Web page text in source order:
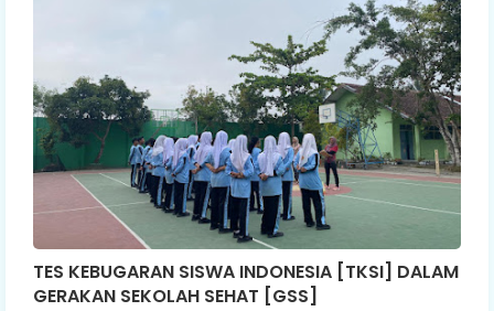
TES KEBUGARAN SISWA INDONESIA [TKSI] DALAM
GERAKAN SEKOLAH SEHAT [GSS]